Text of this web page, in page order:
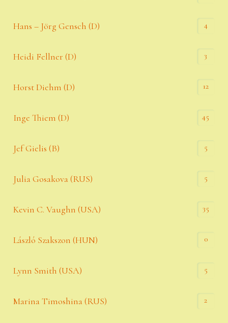
Hans – Jörg Gensch (D) 4
Heidi Fellner (D) 3
Horst Diehm (D) 12
Inge Thiem (D) 45
Jef Gielis (B) 5
Julia Gosakova (RUS) 5
Kevin C. Vaughn (USA) 35
László Szakszon (HUN) 0
Lynn Smith (USA) 5
Marina Timoshina (RUS) 2